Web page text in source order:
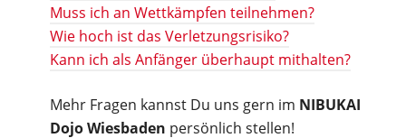
Muss ich an Wettkämpfen teilnehmen?
Wie hoch ist das Verletzungsrisiko?
Kann ich als Anfänger überhaupt mithalten?
Mehr Fragen kannst Du uns gern im NIBUKAI
Dojo Wiesbaden persönlich stellen!